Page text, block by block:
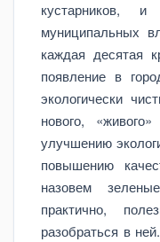
кустарников,
муниципальных
каждая десятая
появление в
экологически
нового,
улучшению
повышению
назовем
практично,
разобраться в